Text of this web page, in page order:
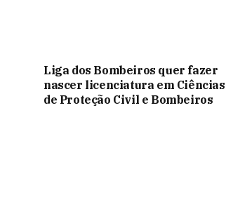
Liga dos Bombeiros quer fazer
nascer licenciatura em Ciências
de Proteção Civil e Bombeiros